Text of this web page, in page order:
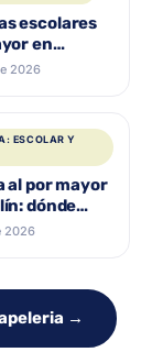
escolares
en
para
2026
ESCOLAR Y
al por mayor
dónde
cuánto
2026
→